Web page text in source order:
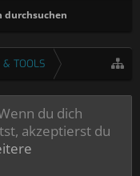
durchsuchen
TOOLS
du dich
akzeptierst du